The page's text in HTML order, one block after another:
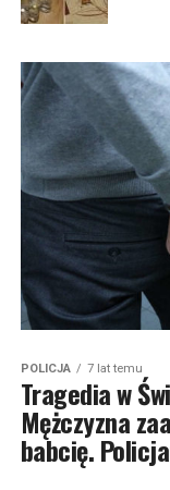
POLICJA 7 lat temu
Tragedia w
Mężczyzna
babcię.